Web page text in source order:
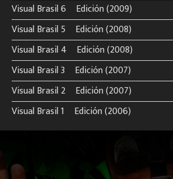
Visual Brasil 6º Edición (2009)
Visual Brasil 5º Edición (2008)
Visual Brasil 4º Edición (2008)
Visual Brasil 3º Edición (2007)
Visual Brasil 2º Edición (2007)
Visual Brasil 1º Edición (2006)